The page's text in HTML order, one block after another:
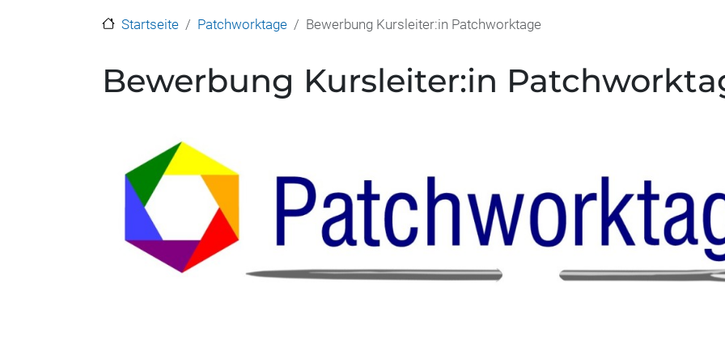
Startseite Patchworktage Bewerbung Kursleiter:in Patchworktage
Bewerbung Kursleiter:in